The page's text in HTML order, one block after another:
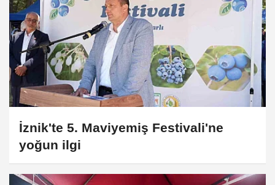
İznik'te 5. Maviyemiş Festivali'ne
yoğun ilgi